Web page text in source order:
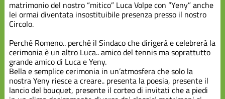
matrimonio del nostro “mitico” Luca Volpe con “Yeny” anche
lei ormai diventata insostituibile presenza presso il nostro
Circolo.
Perché Romeno.. perché il Sindaco che dirigerà e celebrerà la
cerimonia è un altro Luca.. amico del tennis ma soprattutto
grande amico di Luca e Yeny.
Bella e semplice cerimonia in un’atmosfera che solo la
nostra Yeny riesce a creare.. presenta la poesia, presente il
lancio del bouquet, presente il corteo di invitati che a piedi
Varie